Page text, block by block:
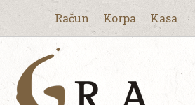
Račun Korpa Kasa